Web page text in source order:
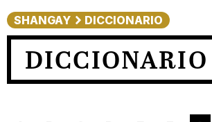
SHANGAY DICCIONARIO
DICCIONARIO